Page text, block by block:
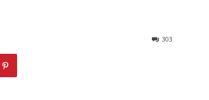
303